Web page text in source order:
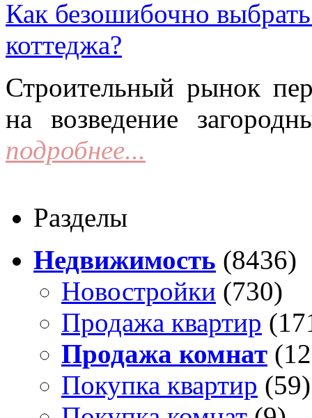
Как безошибочно
коттеджа?
Строительный рынок
на возведение
подробнее...
Разделы
Недвижимость (8436)
Новостройки (730)
Продажа квартир
Продажа комнат
Покупка квартир (59)